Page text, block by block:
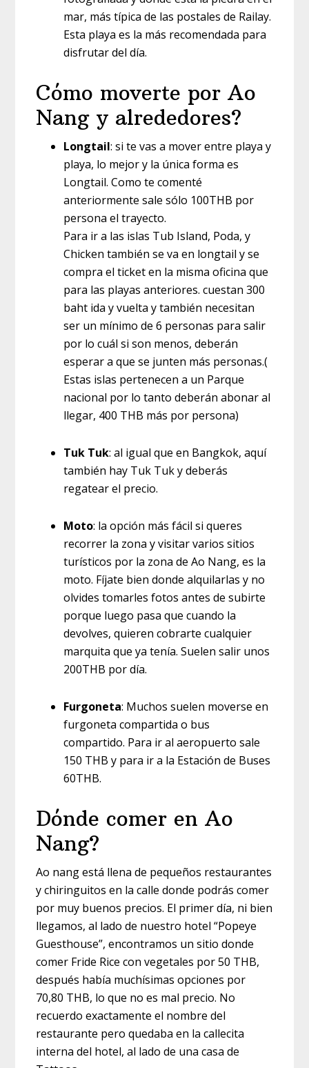
mar, más típica de las postales de Railay.
Esta playa es la más recomendada para
disfrutar del día.
Cómo moverte por Ao
Nang y alrededores?
Longtail: si te vas a mover entre playa y
playa, lo mejor y la única forma es
Longtail. Como te comenté
anteriormente sale sólo 100THB por
persona el trayecto.
Para ir a las islas Tub Island, Poda, y
Chicken también se va en longtail y se
compra el ticket en la misma oficina que
para las playas anteriores. cuestan 300
baht ida y vuelta y también necesitan
ser un mínimo de 6 personas para salir
por lo cuál si son menos, deberán
esperar a que se junten más personas.(
Estas islas pertenecen a un Parque
nacional por lo tanto deberán abonar al
llegar, 400 THB más por persona)
Tuk Tuk: al igual que en Bangkok, aquí
también hay Tuk Tuk y deberás
regatear el precio.
Moto: la opción más fácil si queres
recorrer la zona y visitar varios sitios
turísticos por la zona de Ao Nang, es la
moto. Fíjate bien donde alquilarlas y no
olvides tomarles fotos antes de subirte
porque luego pasa que cuando la
devolves, quieren cobrarte cualquier
marquita que ya tenía. Suelen salir unos
200THB por día.
Furgoneta: Muchos suelen moverse en
furgoneta compartida o bus
compartido. Para ir al aeropuerto sale
150 THB y para ir a la Estación de Buses
60THB.
Dónde comer en Ao
Nang?
Ao nang está llena de pequeños restaurantes
y chiringuitos en la calle donde podrás comer
por muy buenos precios. El primer día, ni bien
llegamos, al lado de nuestro hotel “Popeye
Guesthouse”, encontramos un sitio donde
comer Fride Rice con vegetales por 50 THB,
después había muchísimas opciones por
70,80 THB, lo que no es mal precio. No
recuerdo exactamente el nombre del
restaurante pero quedaba en la callecita
interna del hotel, al lado de una casa de